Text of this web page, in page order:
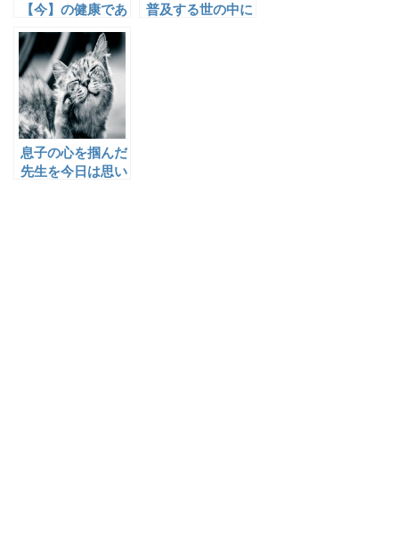
【今】の健康であ
【将来】の健康を
つくる
普及する世の中に
息子の心を掴んだ
先生を今日は思い